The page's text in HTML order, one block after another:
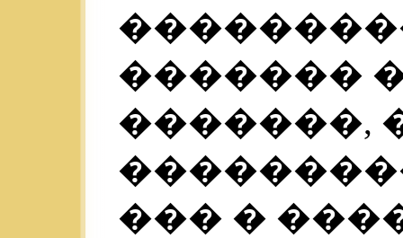
�������
�������,
��� �